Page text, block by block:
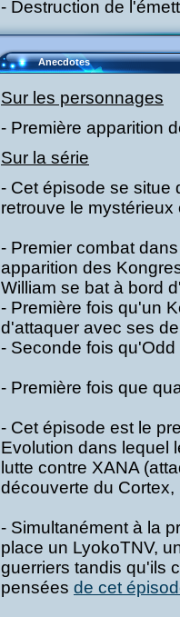
- Destruction de
Anecdotes
Sur les personnages
- Première apparition
Sur la série
- Cet épisode se
retrouve le
- Premier combat
apparition des
William se bat à bord
- Première fois qu'un
d'attaquer avec ses
- Seconde fois
- Première fois que
- Cet épisode est le
Evolution dans lequel
lutte contre XANA
découverte du Cortex,
- Simultanément à la
place un LyokoTNV,
guerriers tandis qu'ils
pensées de cet